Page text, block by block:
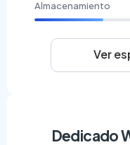
Almacenamiento
Ver
Dedicado